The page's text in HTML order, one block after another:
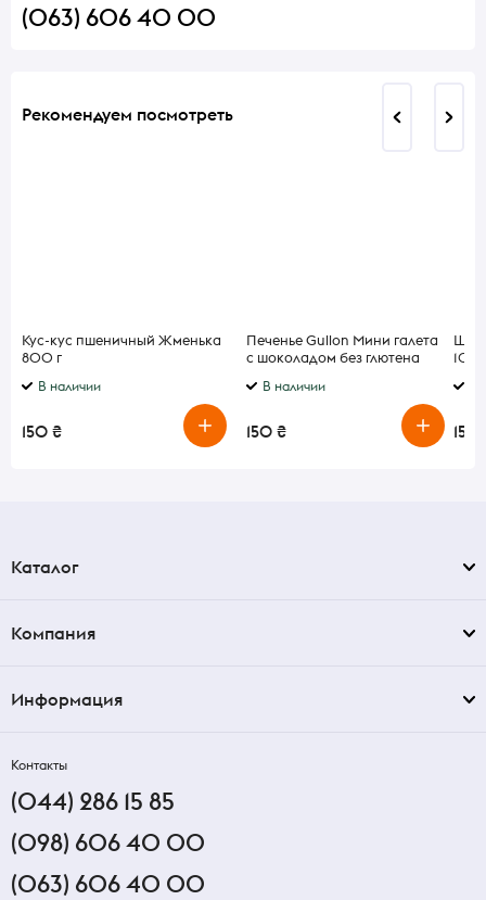
(063) 606 40 00
Рекомендуем посмотреть
Кус-кус пшеничный Жменька
800 г
В наличии
150 ₴
Печенье Gullon Мини галета
с шоколадом без глютена
В наличии
150 ₴
100г
150
Каталог
Компания
Информация
Контакты
(044) 286 15 85
(098) 606 40 00
(063) 606 40 00